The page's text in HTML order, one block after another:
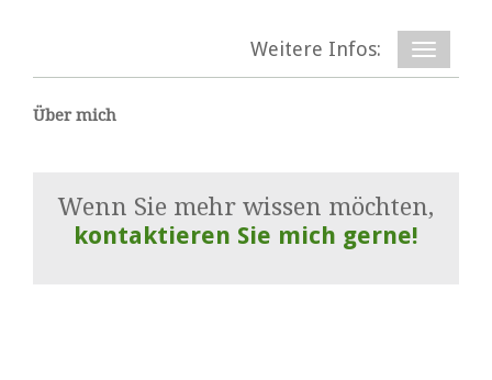
Weitere Infos:
Über mich
Wenn Sie mehr wissen möchten,
kontaktieren Sie mich gerne!